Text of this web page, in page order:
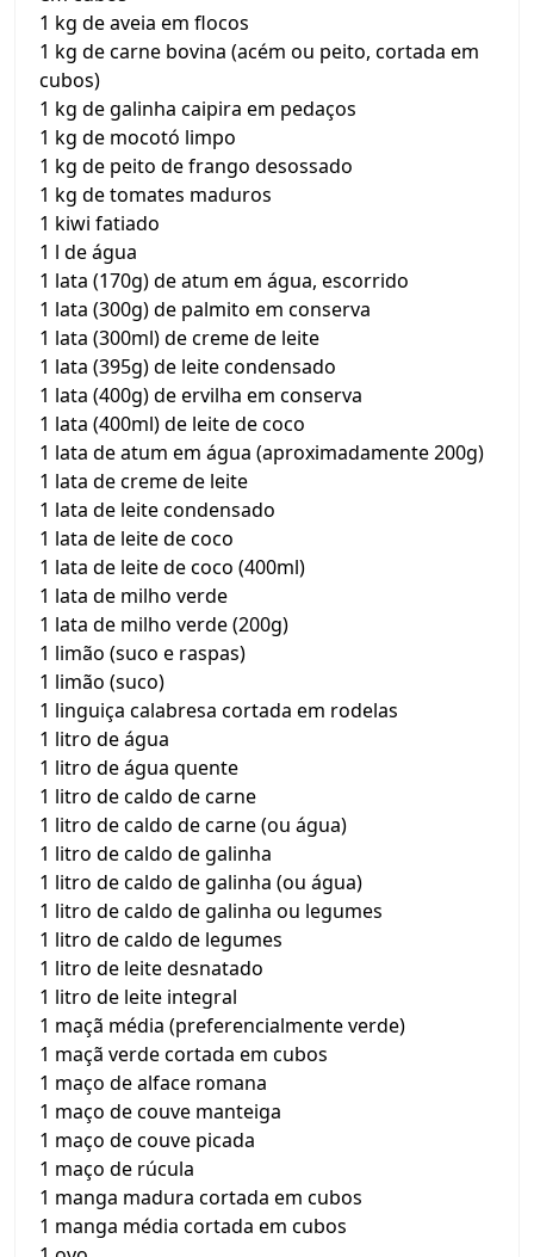
1 kg de aveia em flocos
1 kg de carne bovina (acém ou peito, cortada em
cubos)
1 kg de galinha caipira em pedaços
1 kg de mocotó limpo
1 kg de peito de frango desossado
1 kg de tomates maduros
1 kiwi fatiado
1 l de água
1 lata (170g) de atum em água, escorrido
1 lata (300g) de palmito em conserva
1 lata (300ml) de creme de leite
1 lata (395g) de leite condensado
1 lata (400g) de ervilha em conserva
1 lata (400ml) de leite de coco
1 lata de atum em água (aproximadamente 200g)
1 lata de creme de leite
1 lata de leite condensado
1 lata de leite de coco
1 lata de leite de coco (400ml)
1 lata de milho verde
1 lata de milho verde (200g)
1 limão (suco e raspas)
1 limão (suco)
1 linguiça calabresa cortada em rodelas
1 litro de água
1 litro de água quente
1 litro de caldo de carne
1 litro de caldo de carne (ou água)
1 litro de caldo de galinha
1 litro de caldo de galinha (ou água)
1 litro de caldo de galinha ou legumes
1 litro de caldo de legumes
1 litro de leite desnatado
1 litro de leite integral
1 maçã média (preferencialmente verde)
1 maçã verde cortada em cubos
1 maço de alface romana
1 maço de couve manteiga
1 maço de couve picada
1 maço de rúcula
1 manga madura cortada em cubos
1 manga média cortada em cubos